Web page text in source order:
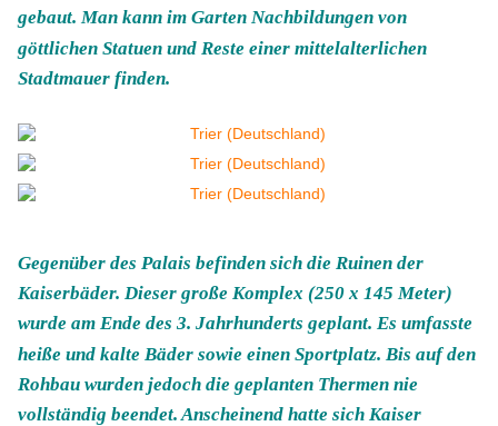
gebaut. Man kann im Garten Nachbildungen von
göttlichen Statuen und Reste einer mittelalterlichen
Stadtmauer finden.
Gegenüber des Palais befinden sich die Ruinen der
Kaiserbäder. Dieser große Komplex (250 x 145 Meter)
wurde am Ende des 3. Jahrhunderts geplant. Es umfasste
heiße und kalte Bäder sowie einen Sportplatz. Bis auf den
Rohbau wurden jedoch die geplanten Thermen nie
vollständig beendet. Anscheinend hatte sich Kaiser